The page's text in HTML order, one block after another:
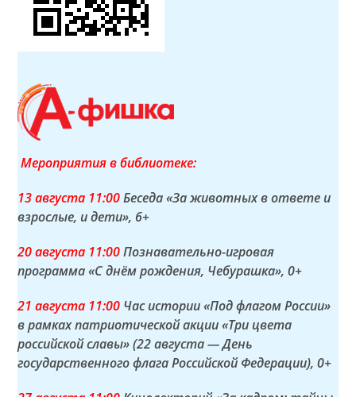
Мероприятия в библиотеке:
13 августа 11:00Беседа «За животных в ответе и
взрослые, и дети», 6+
20 августа 11:00Познавательно-игровая
программа «С днём рождения, Чебурашка», 0+
21 августа 11:00 Час истории «Под флагом России»
в рамках патриотической акции «Три цвета
российской славы» (22 августа — День
государственного флага Российской Федерации), 0+